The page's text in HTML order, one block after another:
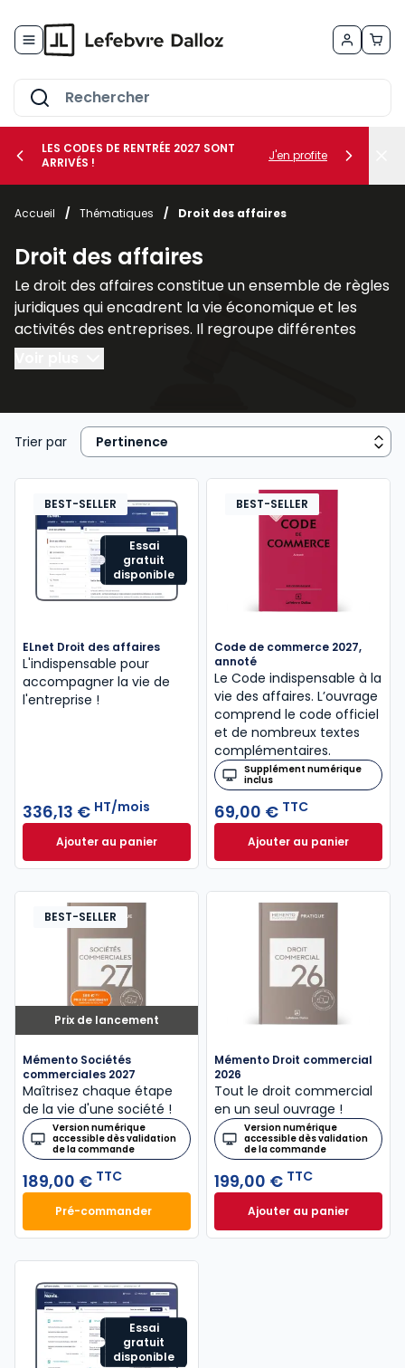
le sous-menu Vos métiers
le sous-menu Vos besoins
LES CODES DE RENTRÉE 2027 SONT
ARRIVÉS !
J'en profite
Accueil / Thématiques / Droit des affaires
Droit des affaires
Le droit des affaires constitue un ensemble de règles
juridiques qui encadrent la vie économique et les
activités des entreprises. Il regroupe différentes
branches du droit qui interviennent dans la création,
la gestion et la protection des sociétés ainsi que
concurrents. Cette discipline se situe au carrefour du
droit commercial, du droit des sociétés, du droit
fiscal et du droit social, et elle offre une vision
globale indispensable à la compréhension du monde
des affaires. Pour les étudiants, le droit des affaires
est une matière structurante qui permet de saisir les
interactions entre différentes spécialités juridiques.
Pour les praticiens et les dirigeants, il s’agit d’un outil
stratégique garantissant sécurité, efficacité et
développement économique. Les ouvrages Lefebvre
solutions concrètes pour appréhender la
complexité du droit des affaires et son application
pratique.
Trier par
Essai
gratuit
disponible
BEST-SELLER
ELnet Droit des affaires
L'indispensable pour
accompagner la vie de
l'entreprise !
336,13 € HT/mois
Ajouter au panierELnet Droit des affaires à 336,13 € HT/mois
BEST-SELLER
Code de commerce 2027,
annoté
Le Code indispensable à la
vie des affaires. L’ouvrage
comprend le code officiel
et de nombreux textes
complémentaires.
Supplément numérique
inclus
69,00 € TTC
Ajouter au panier
Code de
Prix de lancement
BEST-SELLER
Mémento Sociétés
commerciales 2027
Maîtrisez chaque étape
de la vie d'une société !
Version numérique
accessible dès validation
de la commande
189,00 € TTC
Pré-commanderMémento Sociétés commerciales 2027 à 189,00 €
Mémento Droit commercial
2026
Tout le droit commercial
en un seul ouvrage !
Version numérique
accessible dès validation
de la commande
199,00 € TTC
Ajouter au panier
Mémento Droit
Essai
gratuit
disponible